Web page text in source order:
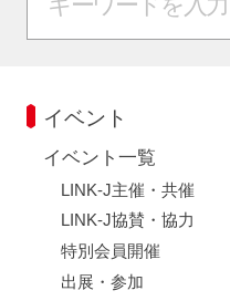
イベント
イベント一覧
LINK-J主催・共催
LINK-J協賛・協力
特別会員開催
出展・参加